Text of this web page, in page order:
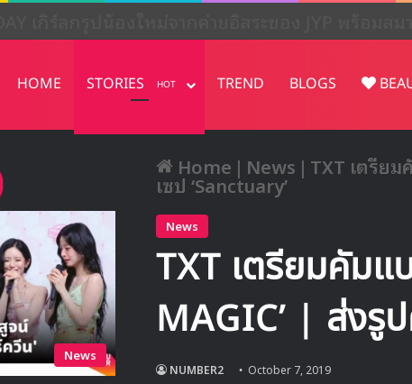
HOME STORIES HOT TREND BLOGS
Home | News | TXT เตรีย
เซป ‘Sanctuary’
News
TXT เตรียมคัม
MAGIC’ | ส่งรู
NUMBER2 October 7, 2019
News